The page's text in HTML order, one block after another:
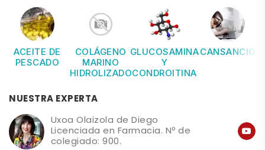
ACEITE DE
PESCADO
COLÁGENO
MARINO
HIDROLIZADO
GLUCOSAMINA
Y
CONDROITINA
CANSANCIO
NUESTRA EXPERTA
Uxoa Olaizola de Diego
Licenciada en Farmacia. Nº de
colegiado: 900.